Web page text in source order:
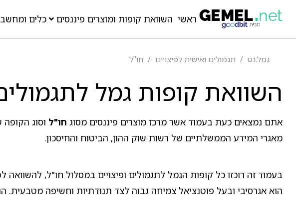
ראשי השוואת קופות ומוצרים פיננסים כלים
גמל.נט תגמולים ואישית לפיצויים חו"ל
השוואת קופות גמל
אתם נמצאים כעת בעמוד אשר מרכז מוצרים פיננסים מסוג חו"ל וסוג
מאגרי המידע הממשלתיים של רשות שוק ההון, הביטוח והחיסכון.
בעמוד זה רוכזו כל קופות הגמל לתגמולים ופיצויים במסלול חו"ל,
הוא אגרסיבי ובעל פוטנציאל צמיחה גבוה לצד תנודתיות וחשיפה